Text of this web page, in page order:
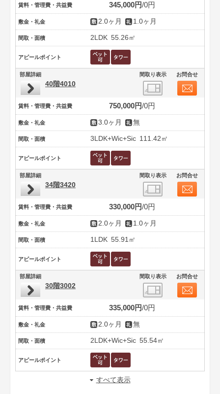
賃料・管理費・共益費 345,000円 0円
敷金・礼金 2.0ヶ月 1.0ヶ月
間取・面積 2LDK 55.26㎡
アピールポイント
部屋詳細 間取り表示 お問合せ
40階4010
賃料・管理費・共益費 750,000円 0円
敷金・礼金 3.0ヶ月 無
間取・面積 3LDK+Wic+Sic 111.42㎡
アピールポイント
部屋詳細 間取り表示 お問合せ
34階3420
賃料・管理費・共益費 330,000円 0円
敷金・礼金 2.0ヶ月 1.0ヶ月
間取・面積 1LDK 55.91㎡
アピールポイント
部屋詳細 間取り表示 お問合せ
30階3002
賃料・管理費・共益費 335,000円 0円
敷金・礼金 2.0ヶ月 無
間取・面積 2LDK+Wic+Sic 55.54㎡
アピールポイント
すべて表示